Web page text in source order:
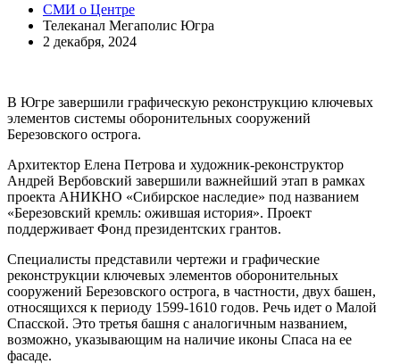
СМИ о Центре
Телеканал Мегаполис Югра
2 декабря, 2024
В Югре завершили графическую реконструкцию ключевых
элементов системы оборонительных сооружений
Березовского острога.
Архитектор Елена Петрова и художник-реконструктор
Андрей Вербовский завершили важнейший этап в рамках
проекта АНИКНО «Сибирское наследие» под названием
«Березовский кремль: ожившая история». Проект
поддерживает Фонд президентских грантов.
Специалисты представили чертежи и графические
реконструкции ключевых элементов оборонительных
сооружений Березовского острога, в частности, двух башен,
относящихся к периоду 1599-1610 годов. Речь идет о Малой
Спасской. Это третья башня с аналогичным названием,
возможно, указывающим на наличие иконы Спаса на ее
фасаде.